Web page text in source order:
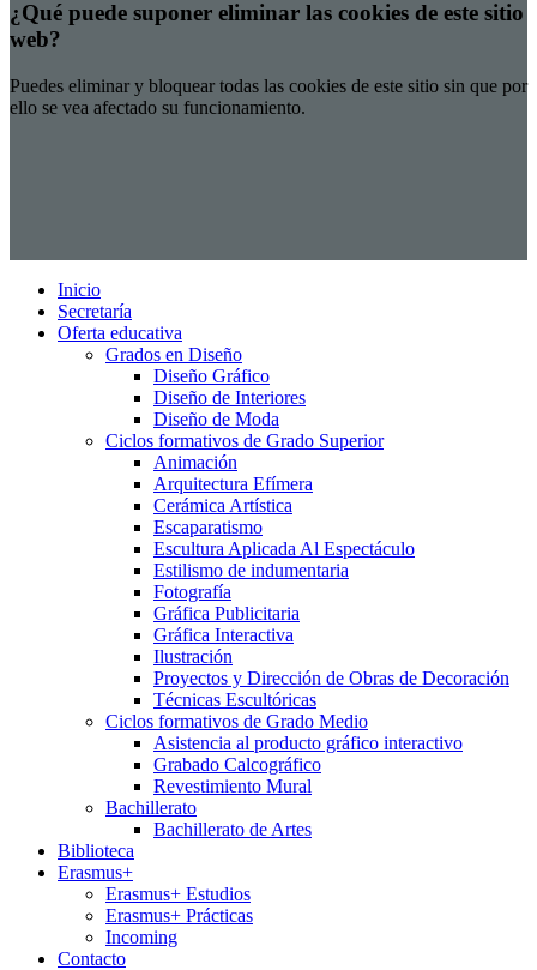
¿Qué puede suponer eliminar las cookies de este sitio
web?
Puedes eliminar y bloquear todas las cookies de este sitio sin que por
ello se vea afectado su funcionamiento.
Inicio
Secretaría
Oferta educativa
Grados en Diseño
Diseño Gráfico
Diseño de Interiores
Diseño de Moda
Ciclos formativos de Grado Superior
Animación
Arquitectura Efímera
Cerámica Artística
Escaparatismo
Escultura Aplicada Al Espectáculo
Estilismo de indumentaria
Fotografía
Gráfica Publicitaria
Gráfica Interactiva
Ilustración
Proyectos y Dirección de Obras de Decoración
Técnicas Escultóricas
Ciclos formativos de Grado Medio
Asistencia al producto gráfico interactivo
Grabado Calcográfico
Revestimiento Mural
Bachillerato
Bachillerato de Artes
Biblioteca
Erasmus+
Erasmus+ Estudios
Erasmus+ Prácticas
Incoming
Contacto